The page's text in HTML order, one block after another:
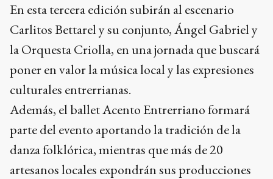
En esta tercera edición subirán al escenario
Carlitos Bettarel y su conjunto, Ángel Gabriel y
la Orquesta Criolla, en una jornada que buscará
poner en valor la música local y las expresiones
culturales entrerrianas.
Además, el ballet Acento Entrerriano formará
parte del evento aportando la tradición de la
danza folklórica, mientras que más de 20
artesanos locales expondrán sus producciones